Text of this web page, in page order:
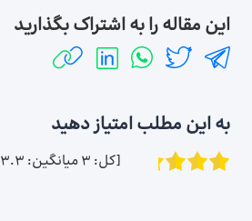
این مقاله را به اشتراک بگذارید
به این مطلب امتیاز دهید
[کل: 3میانگین: 3.3